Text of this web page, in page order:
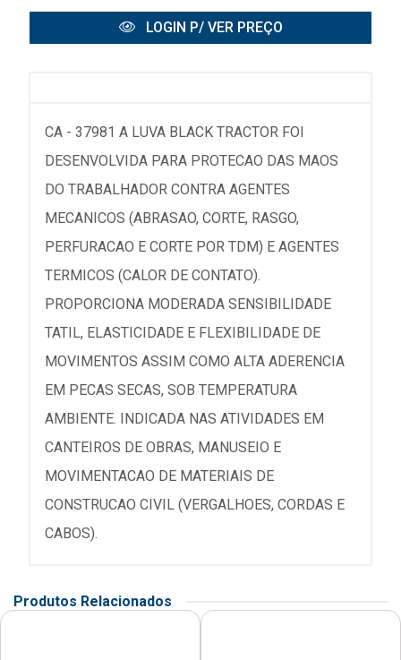
LOGIN P/ VER PREÇO
CA - 37981 A LUVA BLACK TRACTOR FOI
DESENVOLVIDA PARA PROTECAO DAS MAOS
DO TRABALHADOR CONTRA AGENTES
MECANICOS (ABRASAO, CORTE, RASGO,
PERFURACAO E CORTE POR TDM) E AGENTES
TERMICOS (CALOR DE CONTATO).
PROPORCIONA MODERADA SENSIBILIDADE
TATIL, ELASTICIDADE E FLEXIBILIDADE DE
MOVIMENTOS ASSIM COMO ALTA ADERENCIA
EM PECAS SECAS, SOB TEMPERATURA
AMBIENTE. INDICADA NAS ATIVIDADES EM
CANTEIROS DE OBRAS, MANUSEIO E
MOVIMENTACAO DE MATERIAIS DE
CONSTRUCAO CIVIL (VERGALHOES, CORDAS E
CABOS).
Produtos Relacionados